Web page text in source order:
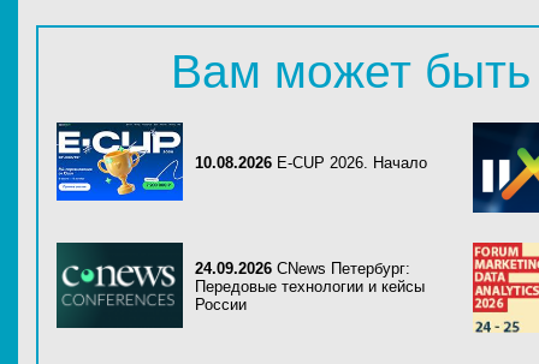
Вам может быть
10.08.2026 E-CUP 2026. Начало
24.09.2026 CNews Петербург:
Передовые технологии и кейсы
России